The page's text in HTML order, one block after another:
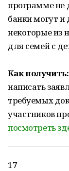
программе не
банки могут и
некоторые из
для семей с
Как получить:
написать
требуемых
участников
посмотреть
17